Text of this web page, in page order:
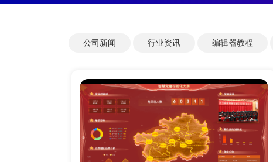
公司新闻 行业资讯 编辑器教程